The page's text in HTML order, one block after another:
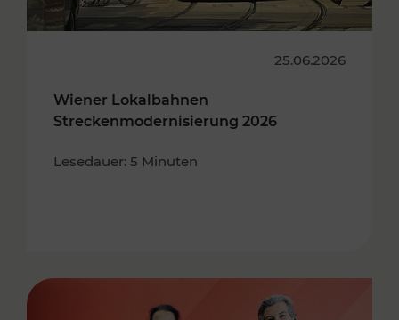
25.06.2026
Wiener Lokalbahnen
Streckenmodernisierung 2026
Lesedauer: 5 Minuten